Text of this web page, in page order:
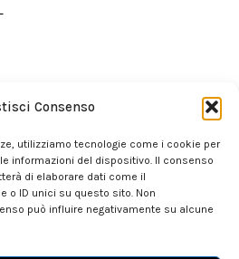
Consenso
utilizziamo tecnologie come i cookie per
informazioni del dispositivo. Il consenso
di elaborare dati come il
o ID unici su questo sito. Non
può influire negativamente su alcune